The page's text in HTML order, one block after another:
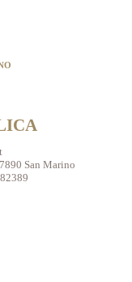
San Marino